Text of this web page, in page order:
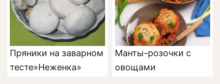
Пряники на заварном
тесте»Неженка»
Манты-розочки с
овощами